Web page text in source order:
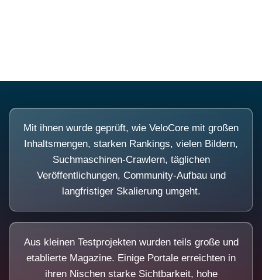
Mit ihnen wurde geprüft, wie VeloCore mit großen
Inhaltsmengen, starken Rankings, vielen Bildern,
Suchmaschinen-Crawlern, täglichen
Veröffentlichungen, Community-Aufbau und
langfristiger Skalierung umgeht.
Aus kleinen Testprojekten wurden teils große und
etablierte Magazine. Einige Portale erreichten in
ihren Nischen starke Sichtbarkeit, hohe